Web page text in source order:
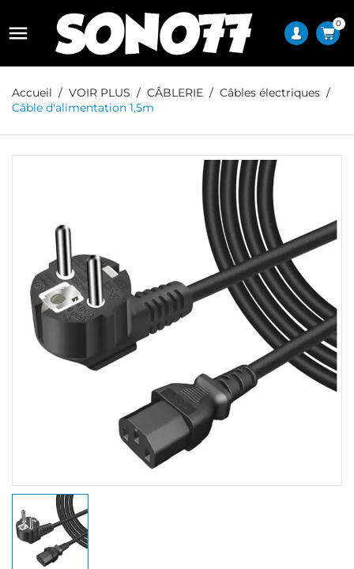
 0
Accueil VOIR PLUS CÂBLERIE
Câbles électriques
Câble d'alimentation 1,5m